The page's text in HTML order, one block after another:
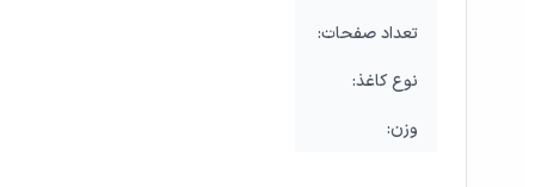
:تعداد صفحات
:نوع کاغذ
:وزن